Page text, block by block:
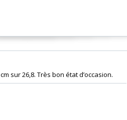
sur 26,8. Très bon état d’occasion.‎